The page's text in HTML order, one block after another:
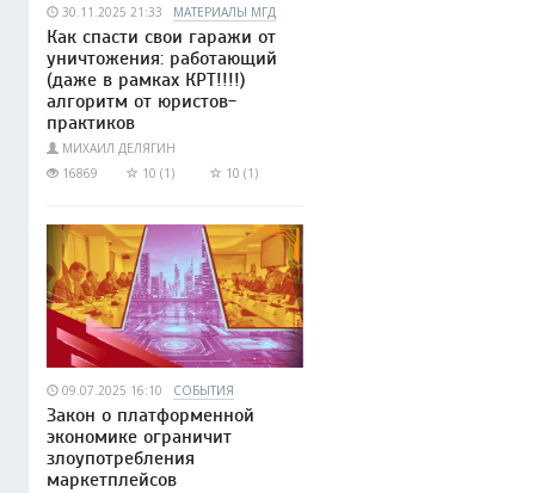
30.11.2025 21:33 МАТЕРИАЛЫ МГД
Как спасти свои гаражи от
уничтожения: работающий
(даже в рамках КРТ!!!!)
алгоритм от юристов-
практиков
МИХАИЛ ДЕЛЯГИН
16869
10 (1) 10 (1)
09.07.2025 16:10 СОБЫТИЯ
Закон о платформенной
экономике ограничит
злоупотребления
маркетплейсов